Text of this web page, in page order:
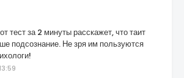
тест за 2 минуты расскажет, что таит
подсознание. Не зря им пользуются
13:59